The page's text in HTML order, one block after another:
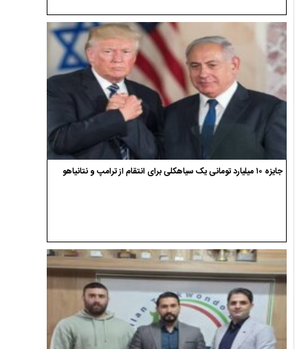
جایزه ۱۰ میلیارد تومانی یک سیاهکلی برای انتقام از ترامپ و نتانیاهو